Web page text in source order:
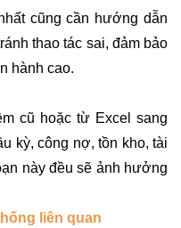
cũng cần hướng dẫn
thao tác sai, đảm bảo
hành cao.
cũ hoặc từ Excel sang
kỳ, công nợ, tồn kho, tài
này đều sẽ ảnh hưởng
liên quan